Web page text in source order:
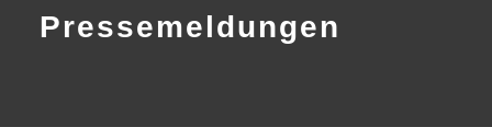
Pressemeldungen